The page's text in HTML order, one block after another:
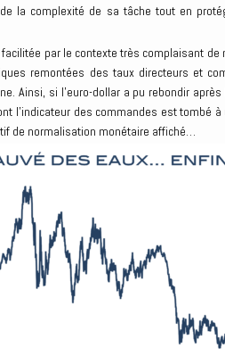
la complexité de sa tâche tout en
par le contexte très complaisant de
remontées des taux directeurs et
Ainsi, si l’euro-dollar a pu rebondir
l’indicateur des commandes est tombé
de normalisation monétaire affiché…